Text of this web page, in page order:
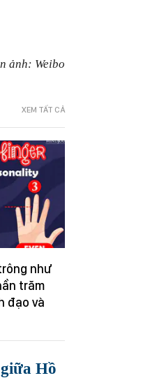
ảnh: Weibo
XEM TẤT CẢ
như
trăm
đạo và
Hồ